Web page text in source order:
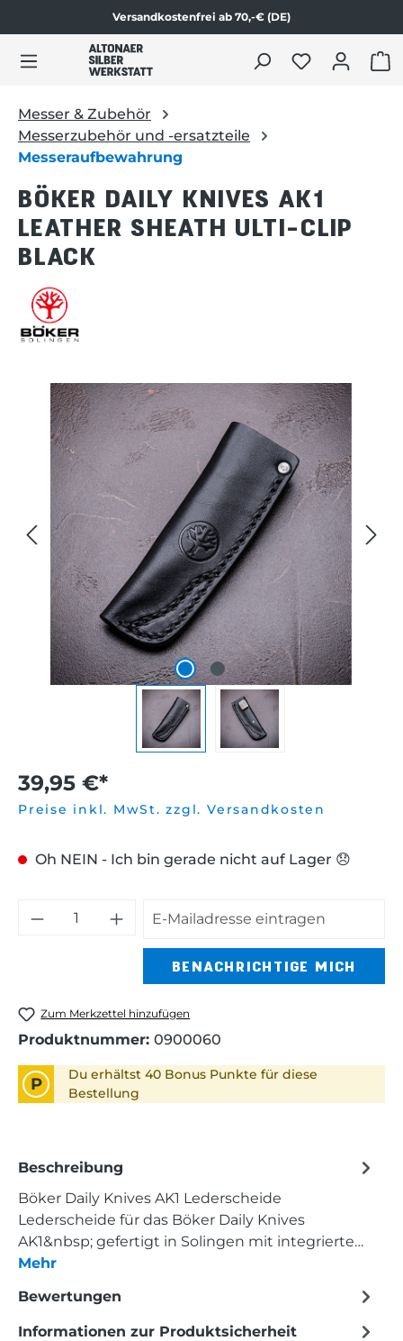
Zum Produktinhalt springen
Versandkostenfrei ab 70,-€ (DE)
Messer & Zubehör
Messerzubehör und -ersatzteile
Messeraufbewahrung
BÖKER DAILY KNIVES AK1
LEATHER SHEATH ULTI-CLIP
BLACK
Bildergalerie überspringen
39,95 €*
Preise inkl. MwSt. zzgl. Versandkosten
Oh NEIN - Ich bin gerade nicht auf Lager 😞
BENACHRICHTIGE MICH
Zum Merkzettel hinzufügen
Produktnummer: 0900060
P
Du erhältst 40 Bonus Punkte für diese
Bestellung
Beschreibung
Böker Daily Knives AK1 Lederscheide
Lederscheide für das Böker Daily Knives
AK1&nbsp; gefertigt in Solingen mit integrierte…
Mehr
Bewertungen
Informationen zur Produktsicherheit